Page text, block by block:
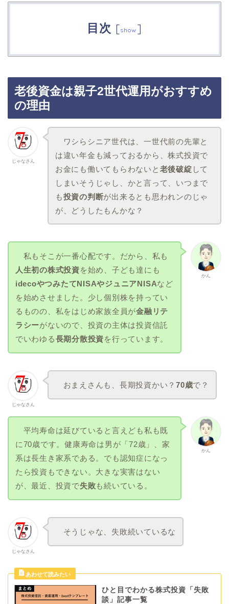
目次 [show ]
老後資金は親子2世代運用がおすすめ
の理由
じゃなさん
ワシらシニア世代は、一世代前の先輩と
は違い年金も減っておるから、株式投資で
お金にも働いてもらわないと 老後破綻 して
しまいそうじゃし、かと言って、いつまで
も投資の判断が出来るとも思われンのじゃ
が、どうしたもんかな？
かん
私もそこが一番心配です。だから、私も
人生初の株式投資を始め、子ども達にも
idecoやつみたてNISAやジュニアNISAなど
を始めさせました。少し個別株を持ってい
るものの、私をはじめ家族全員が金融リテ
ラシーがないので、投資の主体は投資信託
でいわゆる長期分散投資を行っています。
じゃなさん
おまえさんも、長期投資かい？70歳で？
かん
平均寿命は延びていると言えども私も既
に70歳です。健康寿命は男が「72歳」、家
系は長生き家系である。でも認知症になっ
たら投資もできない。大きな実害はない
が、最近、投資で失敗も続いている。
じゃなさん
そうじゃな、失敗続いているな
ひと目でわかる株式投資「失敗
談」記事一覧